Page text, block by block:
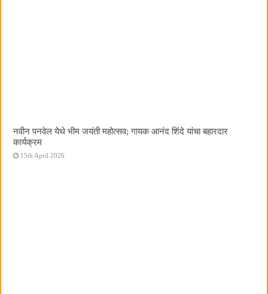
नवीन पनवेल येथे भीम जयंती महोत्सव; गायक आनंद शिंदे यांचा बहारदार
कार्यक्रम
15th April 2026